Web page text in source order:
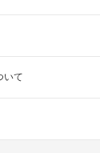
いて